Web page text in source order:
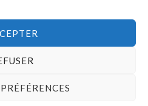
légales / CGU / RGPD